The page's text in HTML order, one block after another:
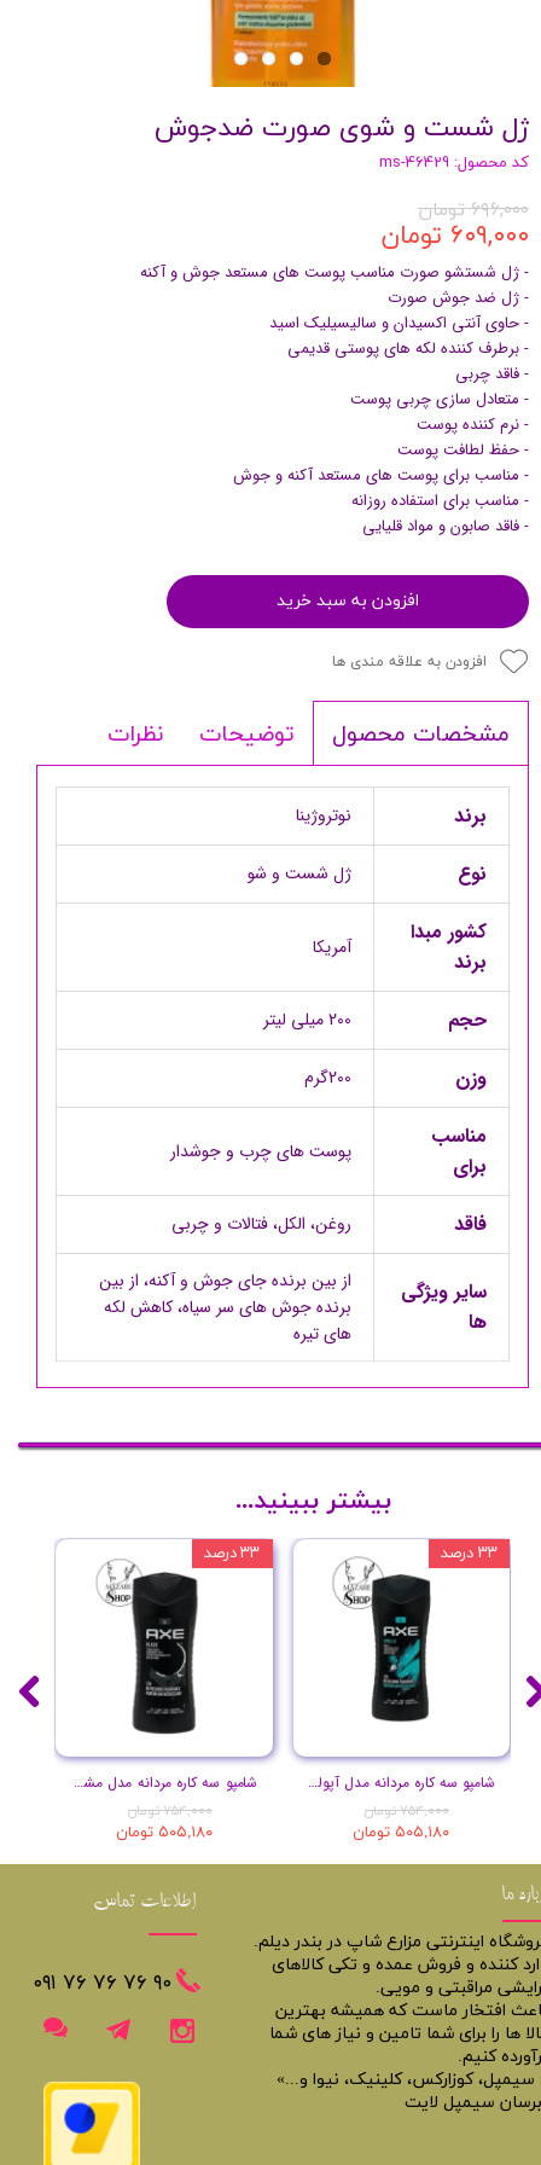
ژل شست و شوی صورت ضدجوش
کد محصول: ms-46429
۶۹۶,۰۰۰ تومان
۶۰۹,۰۰۰ تومان
- ژل شستشو صورت مناسب پوست های مستعد جوش و آکنه
- ژل ضد جوش صورت
- حاوی آنتی اکسیدان و سالیسیلیک اسید
- برطرف کننده لکه های پوستی قدیمی
- فاقد چربی
- متعادل سازی چربی پوست
- نرم کننده پوست
- حفظ لطافت پوست
- مناسب برای پوست های مستعد آکنه و جوش
- مناسب برای استفاده روزانه
- فاقد صابون و مواد قلیایی
افزودن به سبد خرید
افزودن به علاقه مندی ها
مشخصات محصول توضیحات نظرات
برند نوتروژینا
نوع ژل شست و شو
کشور مبدا
برند
آمریکا
حجم 200 میلی لیتر
وزن 200گرم
مناسب
برای
پوست های چرب و جوشدار
فاقد روغن، الکل، فتالات و چربی
سایر ویژگی
ها
از بین برنده جای جوش و آکنه، از بین
برنده جوش های سر سیاه، کاهش لکه
های تیره
شامپو سه کاره مردانه مدل مشکی حجم 400 میل
۷۵۴,۰۰۰ تومان
۵۰۵,۱۸۰ تومان
۳۳ درصد
شامپو سه کاره مردانه مدل آپولو حجم 400 میل
۷۵۴,۰۰۰ تومان
۵۰۵,۱۸۰ تومان
۳۳ درصد
بیشتر ببینید...
ما
اینترنتی مزارع شاپ در بندر دیلم.
کننده و فروش عمده و تکی کالاهای
مراقبتی و مویی.
افتخار ماست که همیشه بهترین
ها را برای شما تامین و نیاز های شما
کنیم.
سیمپل، کوزارکس، کلینیک، نیوا و...»
سیمپل لایت
اطلاعات تماس
​​٩٠ ٧۶ ٧۶ ٧۶ ٠٩١